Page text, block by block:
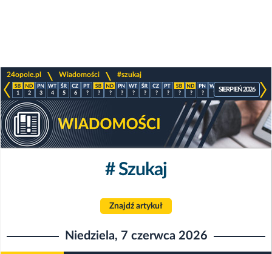
24opole.pl Wiadomości #szukaj
1 2 3 4 5 6 ? ? ? ? ? ? ? ? ? ? ? ? ? ? ?
SIERPIEŃ 2026
# Szukaj
Znajdź artykuł
Niedziela, 7 czerwca 2026